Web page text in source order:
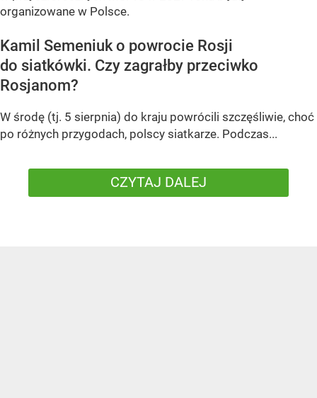
organizowane w Polsce.
Kamil Semeniuk o powrocie Rosji
do siatkówki. Czy zagrałby przeciwko
Rosjanom?
W środę (tj. 5 sierpnia) do kraju powrócili szczęśliwie, choć
po różnych przygodach, polscy siatkarze. Podczas...
CZYTAJ DALEJ